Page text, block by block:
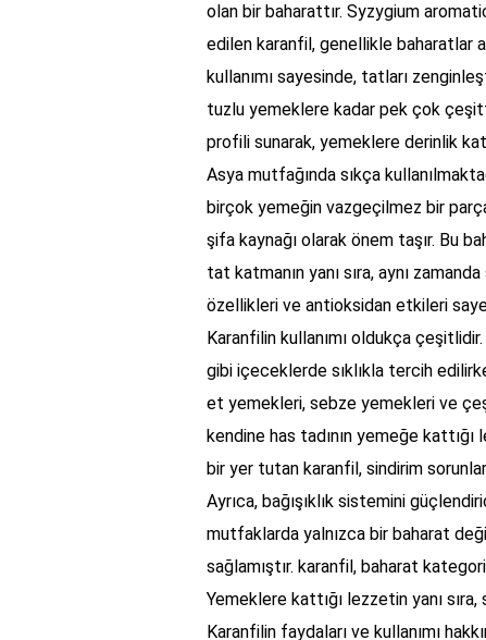
olan bir baharattır. Syzygium
edilen karanfil, genellikle baharatlar
kullanımı sayesinde, tatları
tuzlu yemeklere kadar pek çok
profili sunarak, yemeklere derinlik
Asya mutfağında sıkça
birçok yemeğin vazgeçilmez bir
şifa kaynağı olarak önem taşır. Bu
tat katmanın yanı sıra, aynı
özellikleri ve antioksidan etkileri
Karanfilin kullanımı oldukça
gibi içeceklerde sıklıkla tercih
et yemekleri, sebze yemekleri ve
kendine has tadının yemeğe
bir yer tutan karanfil, sindirim
Ayrıca, bağışıklık sistemini
mutfaklarda yalnızca bir baharat
sağlamıştır. karanfil, baharat
Yemeklere kattığı lezzetin yanı
Karanfilin faydaları ve kullanımı